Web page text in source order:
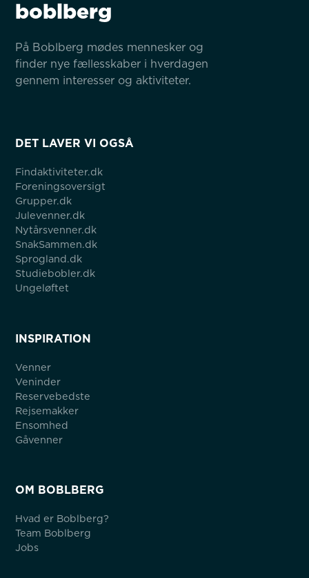
boblberg
På Boblberg mødes mennesker og
finder nye fællesskaber i hverdagen
gennem interesser og aktiviteter.
DET LAVER VI OGSÅ
Findaktiviteter.dk
Foreningsoversigt
Grupper.dk
Julevenner.dk
Nytårsvenner.dk
SnakSammen.dk
Sprogland.dk
Studiebobler.dk
Ungeløftet
INSPIRATION
Venner
Veninder
Reservebedste
Rejsemakker
Ensomhed
Gåvenner
OM BOBLBERG
Hvad er Boblberg?
Team Boblberg
Jobs